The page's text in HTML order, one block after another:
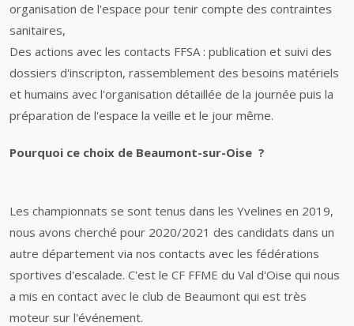
organisation de l'espace pour tenir compte des contraintes
sanitaires,
Des actions avec les contacts FFSA : publication et suivi des
dossiers d'inscripton, rassemblement des besoins matériels
et humains avec l'organisation détaillée de la journée puis la
préparation de l'espace la veille et le jour même.
Pourquoi ce choix de Beaumont-sur-Oise ?
Les championnats se sont tenus dans les Yvelines en 2019,
nous avons cherché pour 2020/2021 des candidats dans un
autre département via nos contacts avec les fédérations
sportives d'escalade. C'est le CF FFME du Val d'Oise qui nous
a mis en contact avec le club de Beaumont qui est très
moteur sur l'événement.